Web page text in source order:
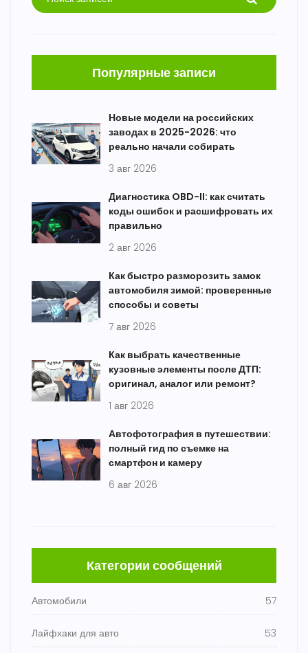
Популярные записи
Новые модели на российских
заводах в 2025-2026: что
реально начали собирать
3 авг 2026
Диагностика OBD-II: как считать
коды ошибок и расшифровать их
правильно
2 авг 2026
Как быстро разморозить замок
автомобиля зимой: проверенные
способы и советы
7 авг 2026
Как выбрать качественные
кузовные элементы после ДТП:
оригинал, аналог или ремонт?
1 авг 2026
Автофотография в путешествии:
полный гид по съемке на
смартфон и камеру
6 авг 2026
Категории сообщений
Автомобили 57
Лайфхаки для авто 53